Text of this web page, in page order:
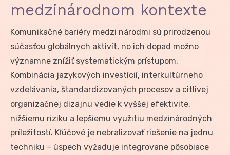
medzinárodnom kontexte
Komunikačné bariéry medzi národmi sú prirodzenou
súčasťou globálnych aktivít, no ich dopad možno
významne znížiť systematickým prístupom.
Kombinácia jazykových investícií, interkultúrneho
vzdelávania, štandardizovaných procesov a citlivej
organizačnej dizajnu vedie k vyššej efektivite,
nižšiemu riziku a lepšiemu využitiu medzinárodných
príležitostí. Kľúčové je nebralizovať riešenie na jednu
techniku – úspech vyžaduje integrovane pôsobiace